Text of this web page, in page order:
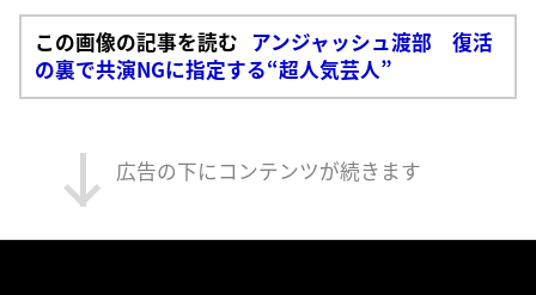
この画像の記事を読む アンジャッシュ渡部 復活
の裏で共演NGに指定する“超人気芸人”
広告の下にコンテンツが続きます